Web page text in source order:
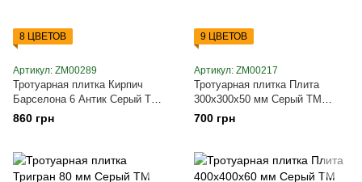
8 ЦВЕТОВ
Артикул: ZM00289
Тротуарная плитка Кирпич
Барселона 6 Антик Серый ТМ
Золотой Мандарин
860 грн
9 ЦВЕТОВ
Артикул: ZM00217
Тротуарная плитка Плита
300х300х50 мм Серый ТМ
Золотой Мандарин
700 грн